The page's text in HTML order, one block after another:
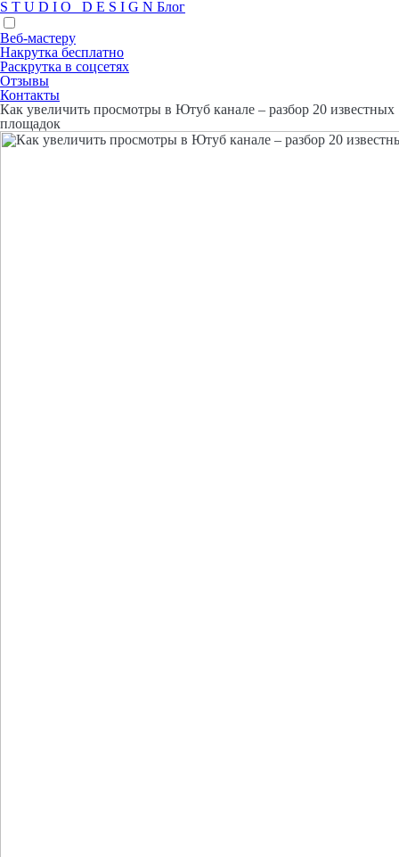
S T U D I O D E S I G N Блог
Веб-мастеру
Накрутка бесплатно
Раскрутка в соцсетях
Отзывы
Контакты
Как увеличить просмотры в Ютуб канале – разбор 20 известных
площадок